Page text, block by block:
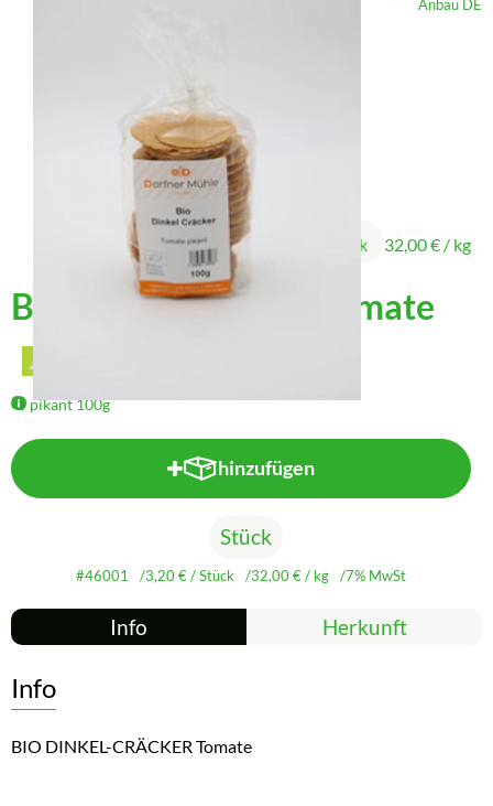
Bio Dinkel-Cräcker Tomate
pikant 100g
3,20 € / Stück 32,00 € / kg
Anbau DE
hinzufügen
Produkt zum Warenkorb
Stück
#46001 3,20 €/ Stück 32,00 €/ kg 7% MwSt
Info Herkunft
Info
BIO DINKEL-CRÄCKER Tomate